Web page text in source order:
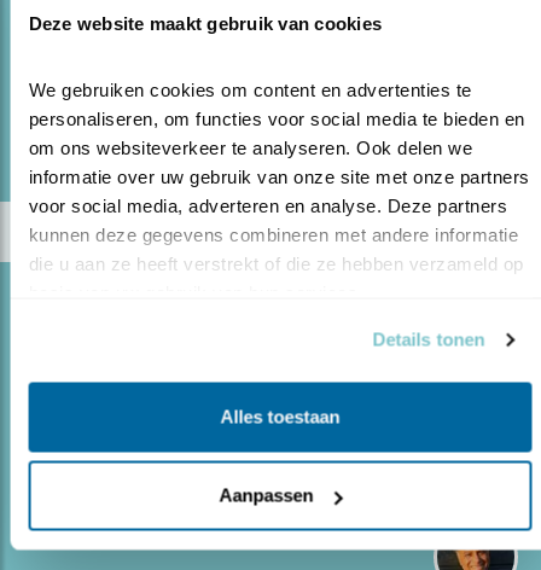
Deze website maakt gebruik van cookies
We gebruiken cookies om content en advertenties te
personaliseren, om functies voor social media te bieden en
om ons websiteverkeer te analyseren. Ook delen we
informatie over uw gebruik van onze site met onze partners
voor social media, adverteren en analyse. Deze partners
kunnen deze gegevens combineren met andere informatie
die u aan ze heeft verstrekt of die ze hebben verzameld op
Details tonen
Alles toestaan
Aanpassen
dan vrouwtjes?
lees meer
Door Bernd de Bruijn
EEN LELIJKE EEND BESTAAT NIET!
21.12.20Het staartje van de ijseend maakt hem extra
Door Ruwan Aluvihare